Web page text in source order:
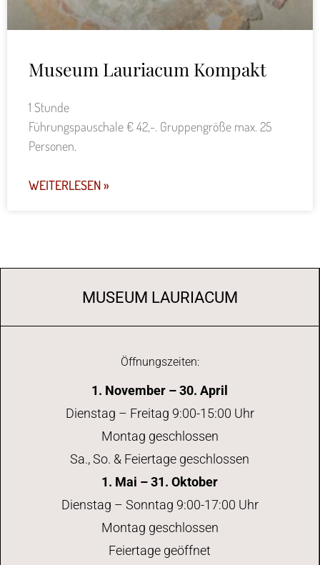
Museum Lauriacum Kompakt
1 Stunde
Führungspauschale € 42,-. Gruppengröße max. 25
Personen.
WEITERLESEN »
MUSEUM LAURIACUM
Öffnungszeiten:
1. November – 30. April
Dienstag – Freitag 9:00-15:00 Uhr
Montag geschlossen
Sa., So. & Feiertage geschlossen
1. Mai – 31. Oktober
Dienstag – Sonntag 9:00-17:00 Uhr
Montag geschlossen
Feiertage geöffnet